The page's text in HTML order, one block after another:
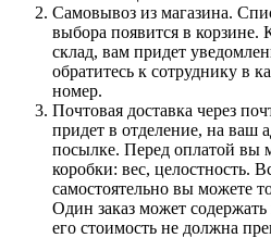
Самовывоз из магазина.
выбора появится в корзине.
склад, вам придет
обратитесь к сотруднику в
номер.
Почтовая доставка через
придет в отделение, на ваш
посылке. Перед оплатой вы
коробки: вес, целостность.
самостоятельно вы можете
Один заказ может
его стоимость не должна